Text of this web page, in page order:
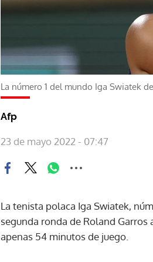
La número 1 del mundo Iga Swiatek
Afp
23 de mayo 2022 - 07:47
La tenista polaca Iga Swiatek,
segunda ronda de Roland Garros
apenas 54 minutos de juego.